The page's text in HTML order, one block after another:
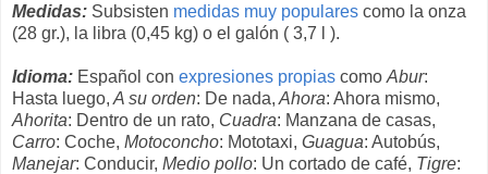
Medidas: Subsisten medidas muy populares como la onza
(28 gr.), la libra (0,45 kg) o el galón ( 3,7 l ).
Idioma: Español con expresiones propias como Abur:
Hasta luego, A su orden: De nada, Ahora: Ahora mismo,
Ahorita: Dentro de un rato, Cuadra: Manzana de casas,
Carro: Coche, Motoconcho: Mototaxi, Guagua: Autobús,
Manejar: Conducir, Medio pollo: Un cortado de café, Tigre: